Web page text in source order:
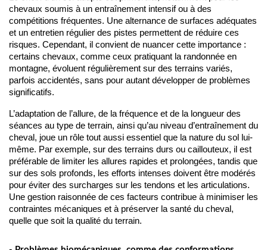
chevaux soumis à un entraînement intensif ou à des
compétitions fréquentes. Une alternance de surfaces adéquates
et un entretien régulier des pistes permettent de réduire ces
risques. Cependant, il convient de nuancer cette importance :
certains chevaux, comme ceux pratiquant la randonnée en
montagne, évoluent régulièrement sur des terrains variés,
parfois accidentés, sans pour autant développer de problèmes
significatifs.
L’adaptation de l’allure, de la fréquence et de la longueur des
séances au type de terrain, ainsi qu’au niveau d’entraînement du
cheval, joue un rôle tout aussi essentiel que la nature du sol lui-
même. Par exemple, sur des terrains durs ou caillouteux, il est
préférable de limiter les allures rapides et prolongées, tandis que
sur des sols profonds, les efforts intenses doivent être modérés
pour éviter des surcharges sur les tendons et les articulations.
Une gestion raisonnée de ces facteurs contribue à minimiser les
contraintes mécaniques et à préserver la santé du cheval,
quelle que soit la qualité du terrain.